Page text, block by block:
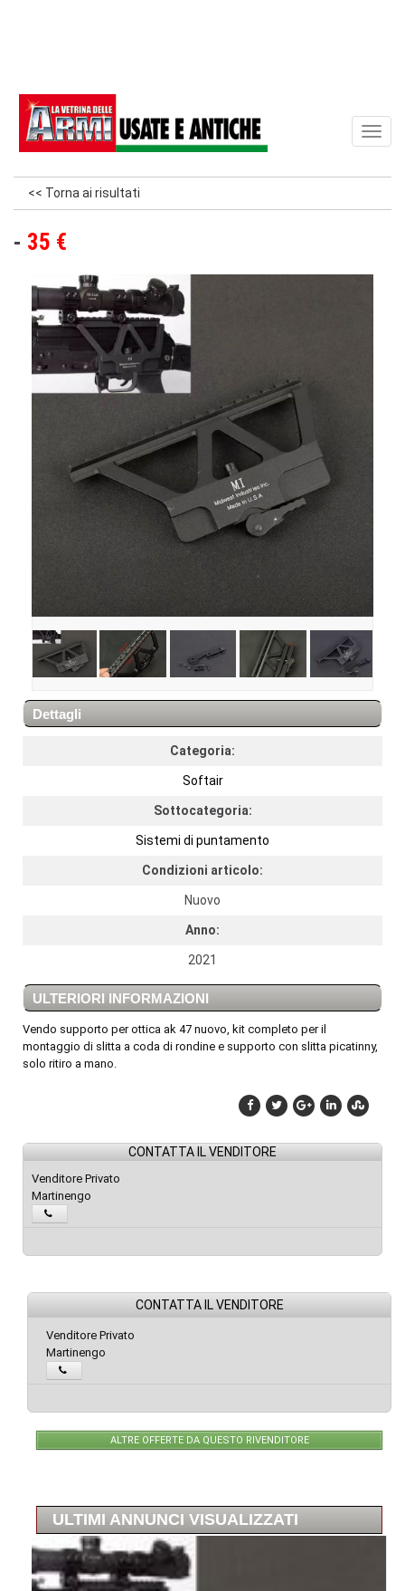
<< Torna ai risultati
35 €
Dettagli
Categoria:
Softair
Sottocategoria:
Sistemi di puntamento
Condizioni articolo:
Nuovo
Anno:
2021
ULTERIORI INFORMAZIONI
Vendo supporto per ottica ak 47 nuovo, kit completo per il
montaggio di slitta a coda di rondine e supporto con slitta picatinny,
solo ritiro a mano.
CONTATTA IL VENDITORE
Venditore Privato
Martinengo
CONTATTA IL VENDITORE
Venditore Privato
Martinengo
ALTRE OFFERTE DA QUESTO RIVENDITORE
ULTIMI ANNUNCI VISUALIZZATI